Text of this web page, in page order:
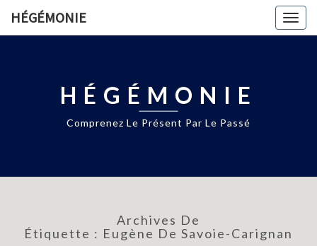
HÉGÉMONIE
HÉGÉMONIE
Comprenez Le Présent Par Le Passé
Archives De
Étiquette : Eugène De Savoie-Carignan